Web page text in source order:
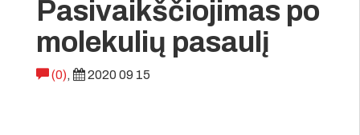
Pasivaikščiojimas po
molekulių pasaulį
(0), 2020 09 15